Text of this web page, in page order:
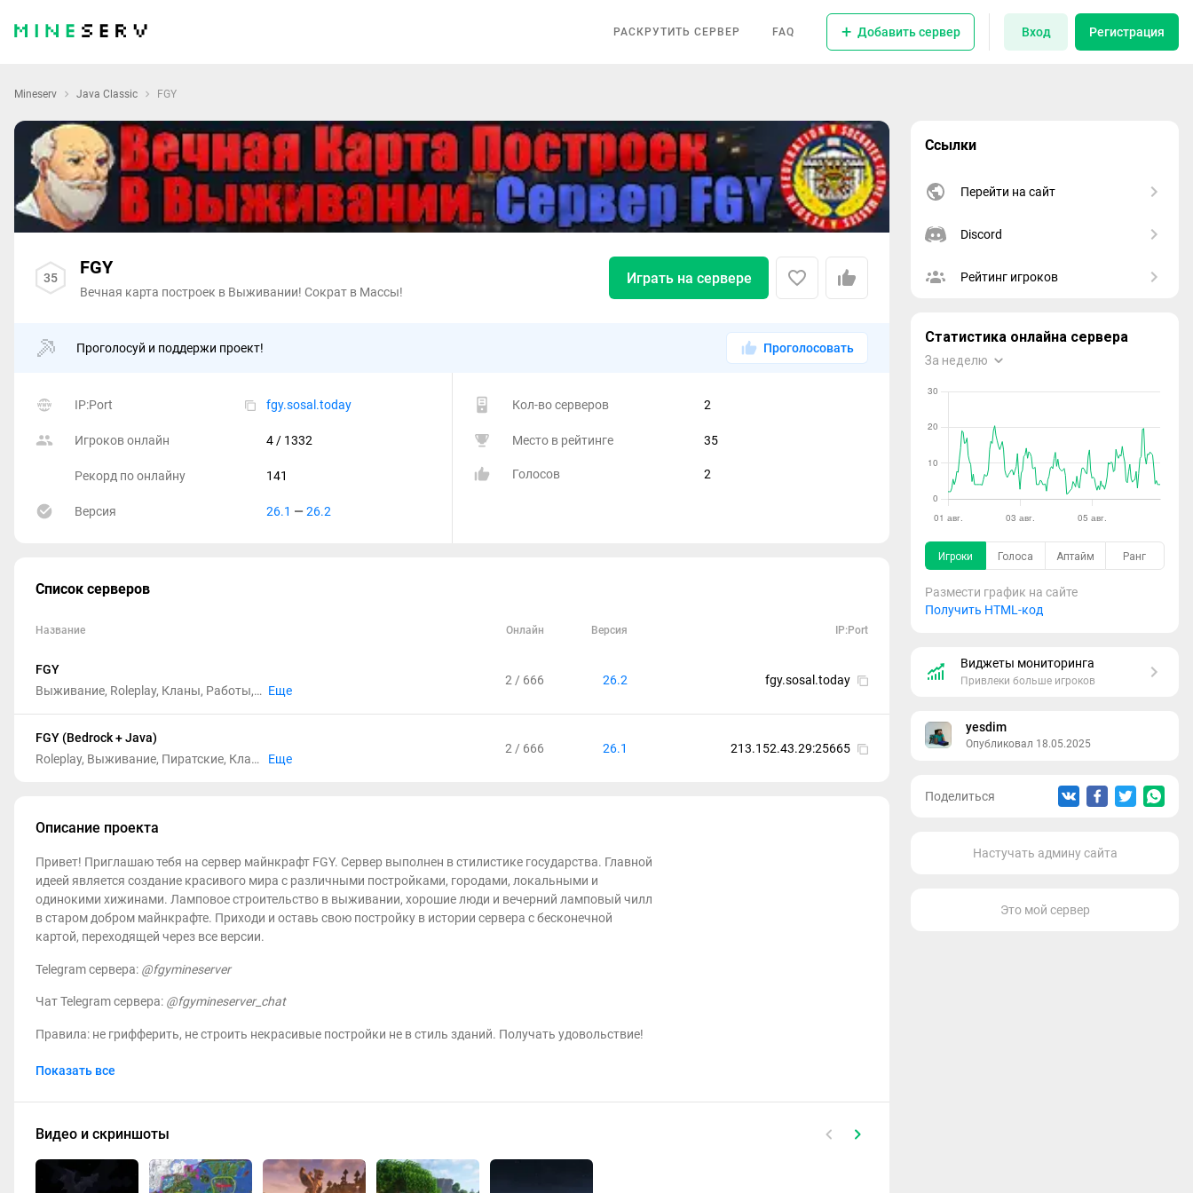
РАСКРУТИТЬ СЕРВЕР FAQ Добавить сервер Вход Регистрация
Mineserv Java Classic FGY
35 FGY
Вечная карта построек в Выживании! Сократ в Массы!
Играть на сервере
Проголосуй и поддержи проект! Проголосовать
IP:Port fgy.sosal.today
Игроков онлайн 4/ 1332
Рекорд по онлайну 141
Версия 26.1 — 26.2
Кол-во серверов 2
Место в рейтинге 35
Голосов 2
Список серверов
Название Онлайн Версия IP:Port
FGY
Выживание, Roleplay, Кланы, Работы, Пиратские, Кит старт, Магазины, Без дюпа, Свадьбы Еще
2 / 666 26.2 fgy.sosal.today
FGY (Bedrock + Java)
Roleplay, Выживание, Пиратские, Кланы, Магазины, Работы, Без дюпа, Свадьбы
Еще
2 / 666 26.1 213.152.43.29:25665
Описание проекта
Привет! Приглашаю тебя на сервер майнкрафт FGY. Сервер выполнен в стилистике государства. Главной
идеей является создание красивого мира c различными постройками, городами, локальными и
одинокими хижинами. Ламповое строительство в выживании, хорошие люди и вечерний ламповый чилл
в старом добром майнкрафте. Приходи и оставь свою постройку в истории сервера с бесконечной
картой, переходящей через все версии.
Telegram сервера: @fgymineserver
Чат Telegram сервера: @fgymineserver_chat
Правила: не грифферить, не строить некрасивые постройки не в стиль зданий. Получать удовольствие!
P.S. Mine Socrates to the Mine Masses
Показать все
Видео и скриншоты
Ссылки
Перейти на сайт
Discord
Рейтинг игроков
Размести график на сайте
Получить HTML-код
Виджеты мониторинга
Привлеки больше игроков
yesdim
Опубликовал 18.05.2025
Поделиться
Настучать админу сайта
Это мой сервер